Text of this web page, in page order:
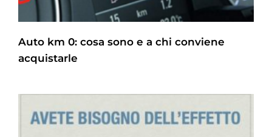
Auto km 0: cosa sono e a chi conviene
acquistarle